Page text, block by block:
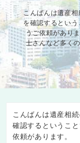
こんばんは遺産
を確認するとい
うご依頼があり
士さんなど多く
こんばんは遺産相
確認するというこ
依頼があります。